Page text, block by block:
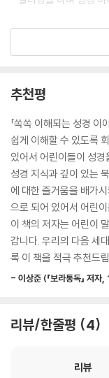
와 사울 / 첫 전도여행 /
째 전도여행 / 감옥에 갇
니까? / 바울이 마게도
전하다 / 바울의 세 번째
/ 섬에 좌초되다 / 마침
/ 빌립보서 / 골로새서 /
디모데후서 / 디도서 /
드로후서 / 요한일서 /
색인
하나님은 매일 하늘에
는 두 배의 양을 거두어
이스라엘 백성들이 약
상에 영원한 생명을 주
셨습니다(요한복음
희에게 이르노니 믿는
한복음 6:47-48).
우리가 예수님을 믿고
명이 우리에게 새 생명
--- 「매일 신선한 빵을
때로 사람들은 우리를
태에서 용서하는 것은
예수님은 그분이 우리
[독자 대상]
- 초등학생 선물을 준비
추천평
「쏙쏙 이해되는 성경 이
쉽게 이해할 수 있도록
있어서 어린이들이 성
성경 지식과 깊이 있는
에 대한 즐거움을 배가
으로 되어 있어서 어린
이 책의 저자는 어린이
갑니다. 우리의 다음 세
록 이 책을 적극 추천드
- 이상준 (「보라통독」 저
리뷰/한줄평 4
리뷰